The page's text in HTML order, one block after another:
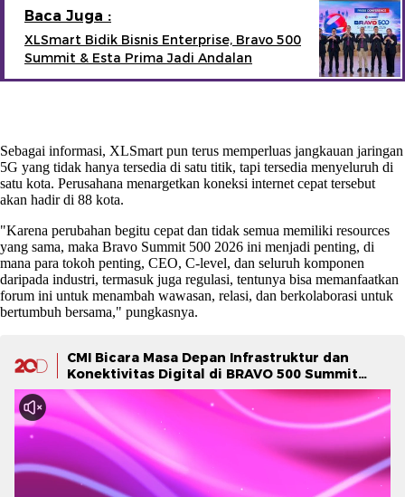
Baca Juga :
XLSmart Bidik Bisnis Enterprise, Bravo 500
Summit & Esta Prima Jadi Andalan
Sebagai informasi, XLSmart pun terus memperluas jangkauan jaringan
5G yang tidak hanya tersedia di satu titik, tapi tersedia menyeluruh di
satu kota. Perusahana menargetkan koneksi internet cepat tersebut
akan hadir di 88 kota.
"Karena perubahan begitu cepat dan tidak semua memiliki resources
yang sama, maka Bravo Summit 500 2026 ini menjadi penting, di
mana para tokoh penting, CEO, C-level, dan seluruh komponen
daripada industri, termasuk juga regulasi, tentunya bisa memanfaatkan
forum ini untuk menambah wawasan, relasi, dan berkolaborasi untuk
bertumbuh bersama," pungkasnya.
CMI Bicara Masa Depan Infrastruktur dan
Konektivitas Digital di BRAVO 500 Summit
2026